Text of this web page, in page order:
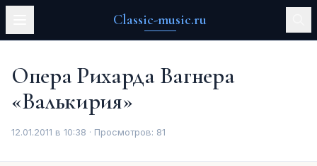
Classic-music.ru
Опера Рихарда Вагнера
«Валькирия»
12.01.2011 в 10:38 · Просмотров: 81